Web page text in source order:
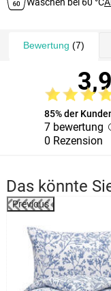
Bewertung (7)
3,9
85% der
7 bewertung
0 Rezension
Das könnte
Previous